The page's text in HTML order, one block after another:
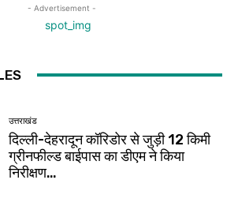
- Advertisement -
उत्तराखंड
दिल्ली-देहरादून कॉरिडोर से जुड़ी 12 किमी
ग्रीनफील्ड बाईपास का डीएम ने किया
निरीक्षण…